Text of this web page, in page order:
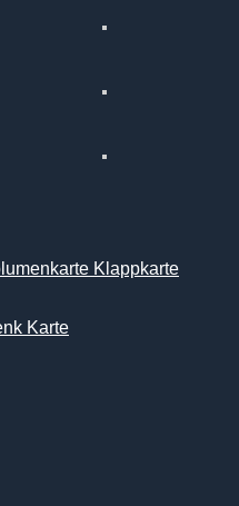
Klappkarte
Karte